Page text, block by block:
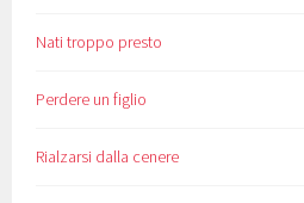
Nati troppo presto
Perdere un figlio
Rialzarsi dalla cenere